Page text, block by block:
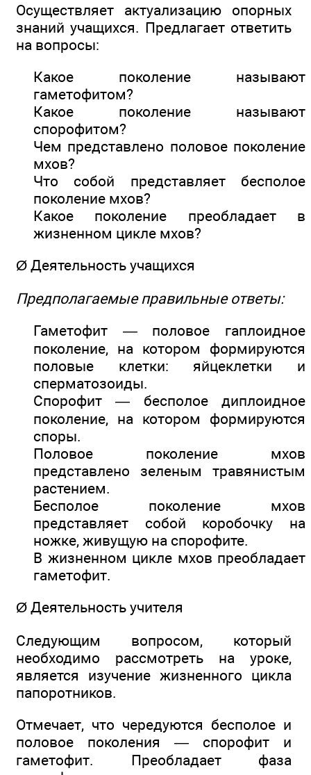
Осуществляет актуализацию опорных
знаний учащихся. Предлагает ответить
на вопросы:
Какое поколение называют
гаметофитом?
Какое поколение называют
спорофитом?
Чем представлено половое поколение
мхов?
Что собой представляет бесполое
поколение мхов?
Какое поколение преобладает в
жизненном цикле мхов?
Ø Деятельность учащихся
Предполагаемые правильные ответы:
Гаметофит — половое гаплоидное
поколение, на котором формируются
половые клетки: яйцеклетки и
сперматозоиды.
Спорофит — бесполое диплоидное
поколение, на котором формируются
споры.
Половое поколение мхов
представлено зеленым травянистым
растением.
Бесполое поколение мхов
представляет собой коробочку на
ножке, живущую на спорофите.
В жизненном цикле мхов преобладает
гаметофит.
Ø Деятельность учителя
Следующим вопросом, который
необходимо рассмотреть на уроке,
является изучение жизненного цикла
папоротников.
Отмечает, что чередуются бесполое и
половое поколения — спорофит и
гаметофит. Преобладает фаза